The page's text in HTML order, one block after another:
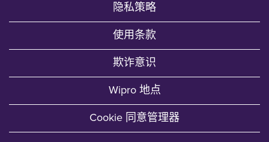
隐私策略
使用条款
欺诈意识
Wipro 地点
Cookie 同意管理器